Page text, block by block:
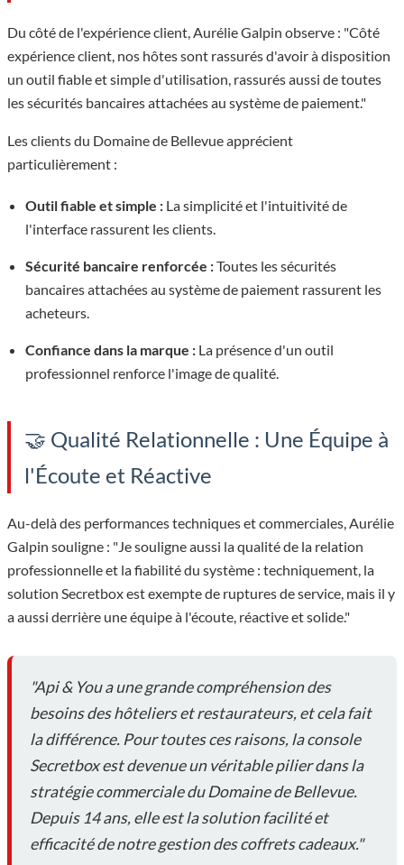
Du côté de l'expérience client, Aurélie Galpin observe : "Côté
expérience client, nos hôtes sont rassurés d'avoir à disposition
un outil fiable et simple d'utilisation, rassurés aussi de toutes
les sécurités bancaires attachées au système de paiement."
Les clients du Domaine de Bellevue apprécient
particulièrement :
Outil fiable et simple : La simplicité et l'intuitivité de
l'interface rassurent les clients.
Sécurité bancaire renforcée :Toutes les sécurités
bancaires attachées au système de paiement rassurent les
acheteurs.
Confiance dans la marque : La présence d'un outil
professionnel renforce l'image de qualité.
🤝 Qualité Relationnelle : Une Équipe à
l'Écoute et Réactive
Au-delà des performances techniques et commerciales, Aurélie
Galpin souligne : "Je souligne aussi la qualité de la relation
professionnelle et la fiabilité du système : techniquement, la
solution Secretbox est exempte de ruptures de service, mais il y
a aussi derrière une équipe à l'écoute, réactive et solide."
"Api & You a une grande compréhension des
besoins des hôteliers et restaurateurs, et cela fait
la différence. Pour toutes ces raisons, la console
Secretbox est devenue un véritable pilier dans la
stratégie commerciale du Domaine de Bellevue.
Depuis 14 ans, elle est la solution facilité et
efficacité de notre gestion des coffrets cadeaux."